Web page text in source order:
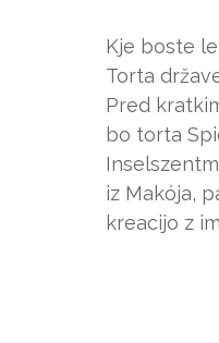
Kje boste
Torta
Pred
bo torta
iz Makója,
kreacijo z